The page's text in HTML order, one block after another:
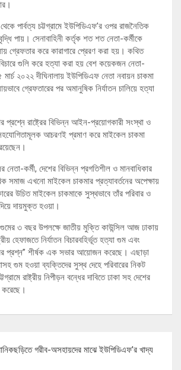
পার্বত্য চট্টগ্রামে ইউপিডিএফ’র ওপর রাজনৈতিক
পায়। সেনাবাহিনী কর্তৃক শত শত নেতা-কর্মীকে
গ্রেফতার করে কারাগারে প্রেরণ করা হয়। কথিত
বিচারে গুলি করে হত্যা করা হয় বেশ কয়েকজন নেতা-
২০২২ দীঘিনালায় ইউপিডিএফ নেতা নবায়ন চাকমা
গ্রেফতারের পর অমানুষিক নির্যাতন চালিয়ে হত্যা
প্রশ্নে রাষ্ট্রের বিভিন্ন আইন-প্রয়োগকারী সংস্থা ও
আচরণই প্রমাণ করে মাইকেল চাকমা
নেতা-কর্মী, দেশের বিভিন্ন প্রগতিশীল ও মানবাধিকার
সমাজ এখনো মাইকেল চাকমার প্রত্যাবর্তনের অপেক্ষায়
উচিত মাইকেল চাকমাকে সুস্থভাবে তাঁর পরিবার ও
দায়মুক্ত হওয়া।
৩ বছর উপলক্ষে জাতীয় মুক্তি কাউন্সিল আজ ঢাকায়
হেফাজতে নির্যাতন বিচারবহির্ভূত হত্যা গুম এবং
প্রশ্ন” শীর্ষক এক সভার আয়োজন করেছে। এছাড়া
গুম হওয়া ব্যক্তিদের সুস্থ দেহে পরিবারের নিকট
রাষ্ট্রীয় নিপীড়ন বন্ধের দাবিতে ঢাকা সহ দেশের
করেছে।
গরীব-অসহায়দের মাঝে ইউপিডিএফ’র খাদ্য